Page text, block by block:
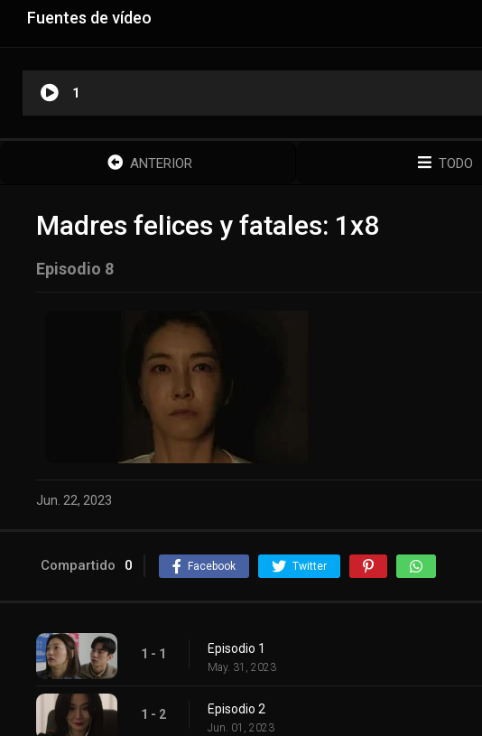
Fuentes de vídeo
1
ANTERIOR TODO
Madres felices y fatales: 1x8
Episodio 8
Jun. 22, 2023
Compartido 0 Facebook Twitter
1 - 1 Episodio 1
May. 31, 2023
1 - 2 Episodio 2
Jun. 01, 2023